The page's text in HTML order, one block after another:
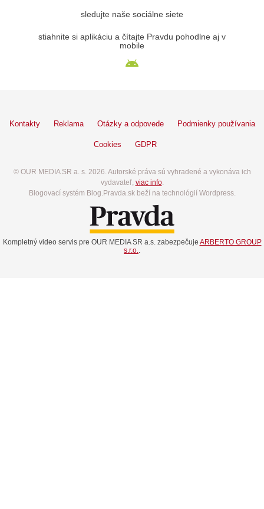
sledujte naše sociálne siete
stiahnite si aplikáciu a čítajte Pravdu pohodlne aj v
mobile
Kontakty Reklama Otázky a odpovede Podmienky používania
Cookies GDPR
© OUR MEDIA SR a. s. 2026. Autorské práva sú vyhradené a vykonáva ich
vydavateľ, viac info.
Blogovací systém Blog.Pravda.sk beží na technológií Wordpress.
Kompletný video servis pre OUR MEDIA SR a.s. zabezpečuje ARBERTO GROUP
s.r.o.